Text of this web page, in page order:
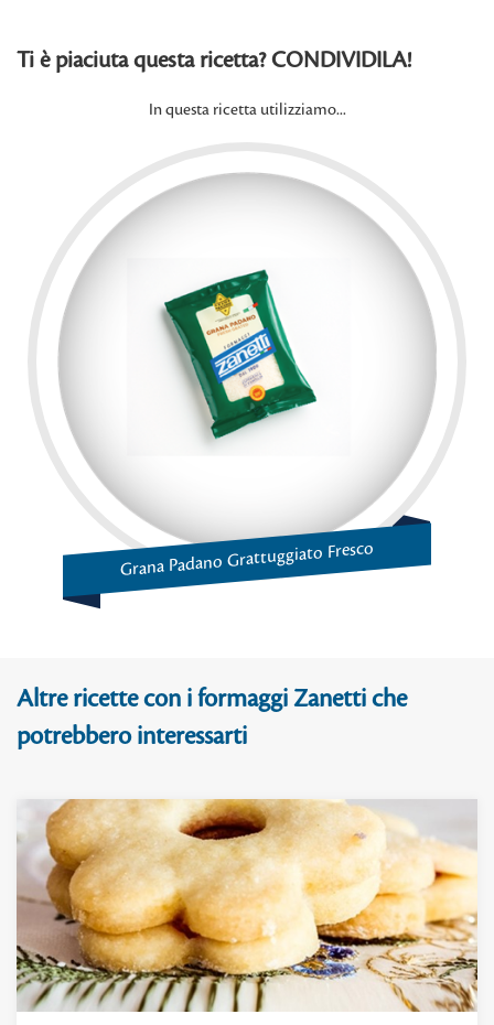
Ti è piaciuta questa ricetta? CONDIVIDILA!
In questa ricetta utilizziamo...
Grana Padano Grattuggiato Fresco
Altre ricette con i formaggi Zanetti che
potrebbero interessarti